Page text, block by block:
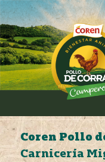
Coren Pollo
Carnicería